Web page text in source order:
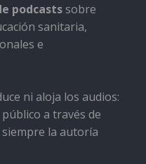
podcastssobre
sanitaria,
e
ni aloja los audios:
a través de
la autoría